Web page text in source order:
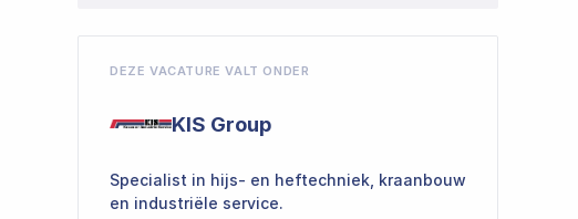
DEZE VACATURE VALT ONDER
KIS Group
Specialist in hijs- en heftechniek, kraanbouw
en industriële service.